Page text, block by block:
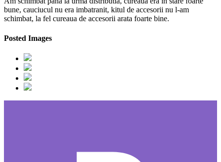
bune, cauciucul nu era imbatranit, kitul de accesorii nu l-am
schimbat, la fel cureaua de accesorii arata foarte bine.
Posted Images